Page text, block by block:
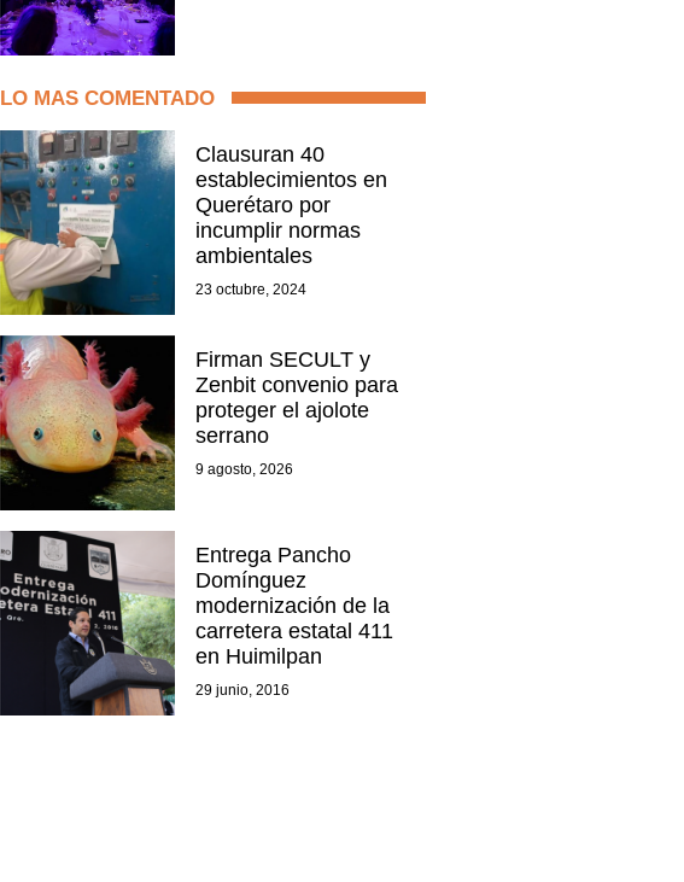
LO MAS COMENTADO
Clausuran 40
establecimientos en
Querétaro por
incumplir normas
ambientales
23 octubre, 2024
Firman SECULT y
Zenbit convenio para
proteger el ajolote
serrano
9 agosto, 2026
Entrega Pancho
Domínguez
modernización de la
carretera estatal 411
en Huimilpan
29 junio, 2016